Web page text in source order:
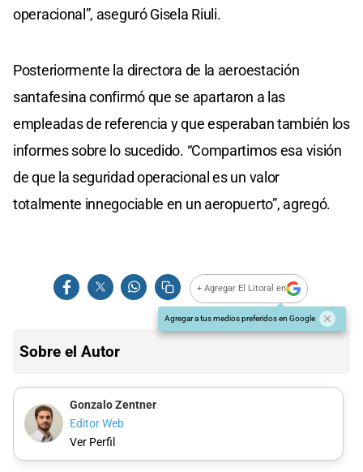
operacional”, aseguró Gisela Riuli.
Posteriormente la directora de la aeroestación
santafesina confirmó que se apartaron a las
empleadas de referencia y que esperaban también los
informes sobre lo sucedido. “Compartimos esa visión
de que la seguridad operacional es un valor
totalmente innegociable en un aeropuerto”, agregó.
+ Agregar El Litoral en
Agregar a tus medios preferidos en Google
Sobre el Autor
Gonzalo Zentner
Editor Web
Ver Perfil